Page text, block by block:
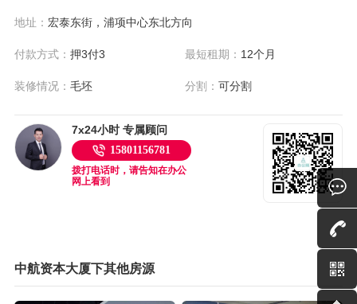
地址： 宏泰东街，浦项中心东北方向
付款方式： 押3付3 最短租期： 12个月
装修情况： 毛坯 分割：可分割
7x24小时 专属顾问
15801156781
拨打电话时，请告知在办公
网上看到
中航资本大厦下其他房源